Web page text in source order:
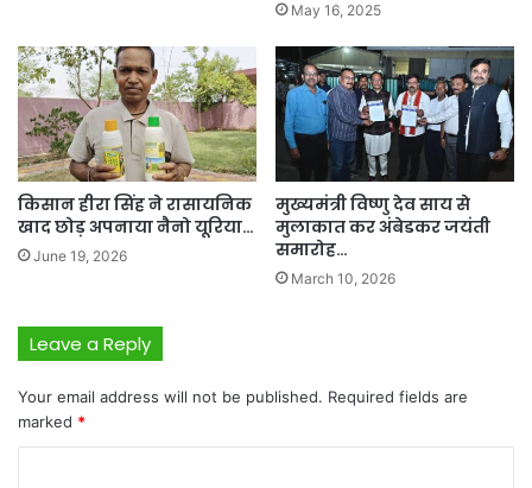
May 16, 2025
किसान हीरा सिंह ने रासायनिक
खाद छोड़ अपनाया नैनो यूरिया…
June 19, 2026
मुख्यमंत्री विष्णु देव साय से
मुलाकात कर अंबेडकर जयंती
समारोह…
March 10, 2026
Leave a Reply
Your email address will not be published. Required fields are
marked *